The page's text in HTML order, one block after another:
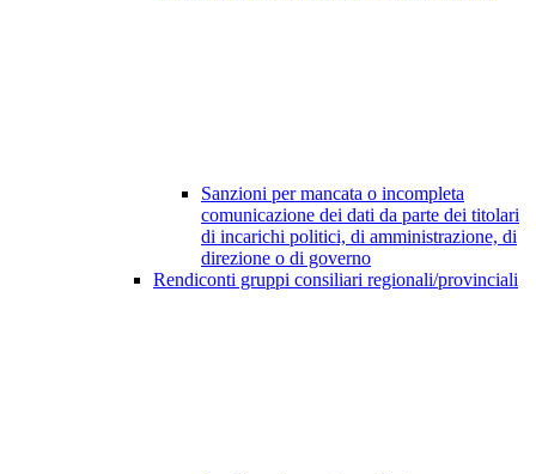
Sanzioni per mancata o incompleta
comunicazione dei dati da parte dei titolari
di incarichi politici, di amministrazione, di
direzione o di governo
Rendiconti gruppi consiliari regionali/provinciali